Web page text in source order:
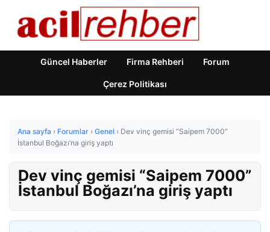
Güncel Haberler Firma Rehberi Forum
Çerez Politikası
Ana sayfa › Forumlar › Genel › Dev vinç gemisi “Saipem 7000”
İstanbul Boğazı’na giriş yaptı
Dev vinç gemisi “Saipem 7000”
İstanbul Boğazı’na giriş yaptı